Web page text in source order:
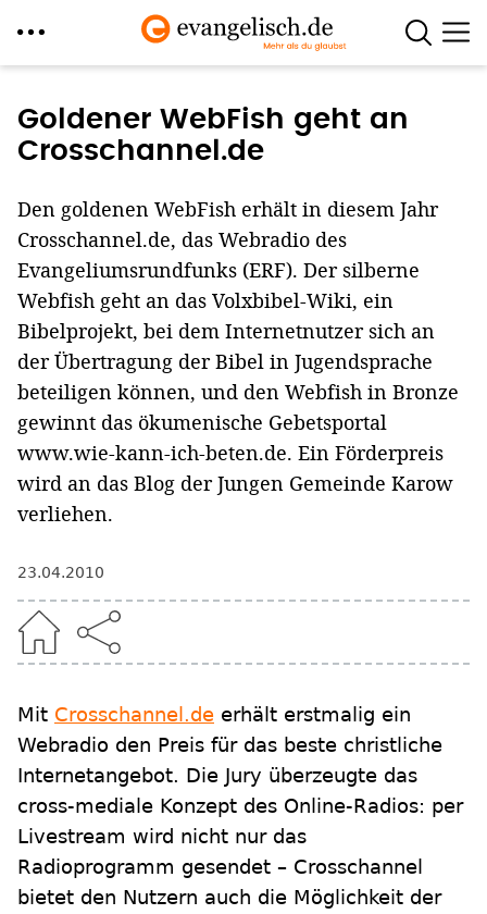
zum
Inhalt
Goldener WebFish geht an
Crosschannel.de
Den goldenen WebFish erhält in diesem Jahr
Crosschannel.de, das Webradio des
Evangeliumsrundfunks (ERF). Der silberne
Webfish geht an das Volxbibel-Wiki, ein
Bibelprojekt, bei dem Internetnutzer sich an
der Übertragung der Bibel in Jugendsprache
beteiligen können, und den Webfish in Bronze
gewinnt das ökumenische Gebetsportal
www.wie-kann-ich-beten.de. Ein Förderpreis
wird an das Blog der Jungen Gemeinde Karow
verliehen.
23.04.2010
Mit Crosschannel.de erhält erstmalig ein
Webradio den Preis für das beste christliche
Internetangebot. Die Jury überzeugte das
cross-mediale Konzept des Online-Radios: per
Livestream wird nicht nur das
Radioprogramm gesendet – Crosschannel
bietet den Nutzern auch die Möglichkeit der